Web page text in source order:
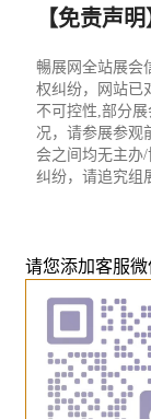
【免责声明
暢展网全站展会
权纠纷，网站已
不可控性,部分
况，请参展参观
会之间均无主办
纠纷，请追究组
请您添加客服微